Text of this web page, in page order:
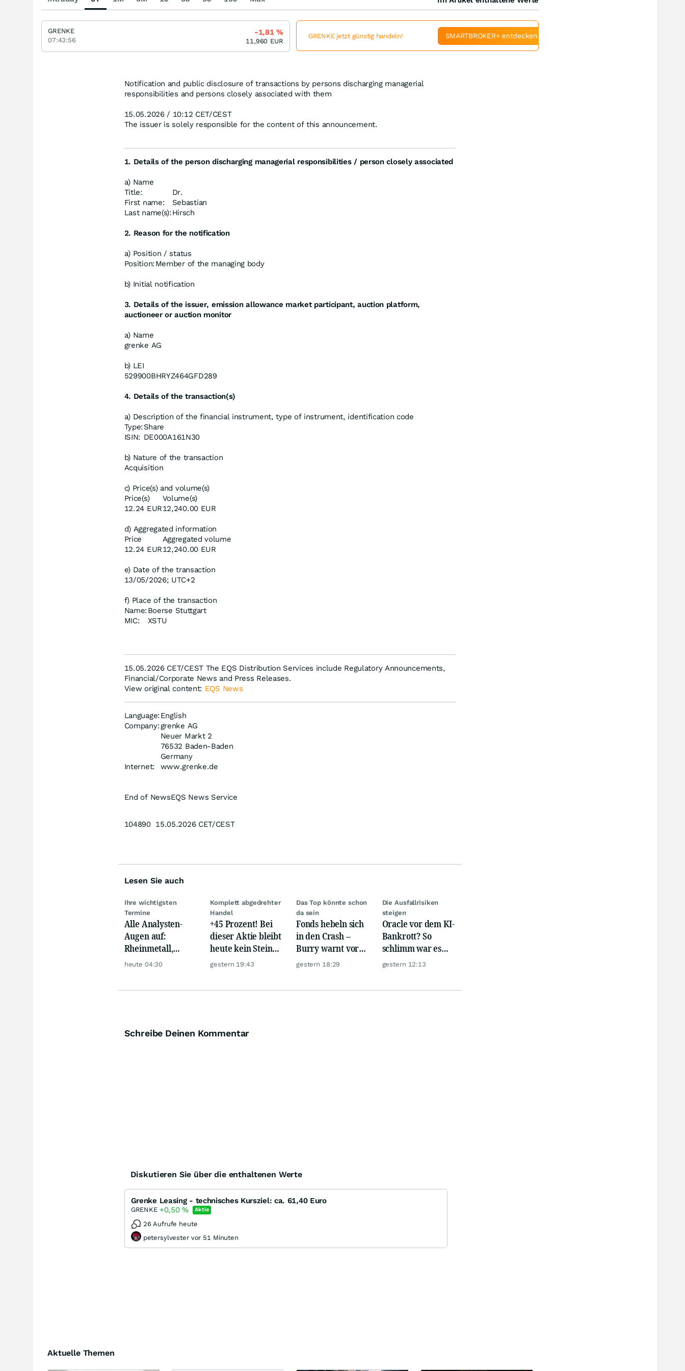
Notification and public disclosure of transactions by persons discharging managerial
responsibilities and persons closely associated with them
15.05.2026 / 10:12 CET/CEST
The issuer is solely responsible for the content of this announcement.
1. Details of the person discharging managerial responsibilities / person closely associated
a) Name
Title:
Dr.
First name:
Sebastian
Last name(s):Hirsch
2. Reason for the notification
a) Position / status
Position:Member of the managing body
b) Initial notification
3. Details of the issuer, emission allowance market participant, auction platform,
auctioneer or auction monitor
a) Name
grenke AG
b) LEI
529900BHRYZ464GFD289
4. Details of the transaction(s)
a) Description of the financial instrument, type of instrument, identification code
Type:Share
ISIN: DE000A161N30
b) Nature of the transaction
Acquisition
c) Price(s) and volume(s)
Price(s)
Volume(s)
12.24 EUR12,240.00 EUR
d) Aggregated information
Price
Aggregated volume
12.24 EUR12,240.00 EUR
e) Date of the transaction
13/05/2026; UTC+2
f) Place of the transaction
Name:Boerse Stuttgart
MIC:
XSTU
15.05.2026 CET/CEST The EQS Distribution Services include Regulatory Announcements,
Financial/Corporate News and Press Releases.
View original content: EQS News
Language:English
Company:grenke AG
Neuer Markt 2
76532 Baden-Baden
Germany
Internet:
www.grenke.de
End of NewsEQS News Service
104890 15.05.2026 CET/CEST
Lesen Sie auch
Ihre wichtigsten
Termine
Alle Analysten-
Augen auf:
Rheinmetall,
Deutsche Telekom,
heute 04:30
Komplett abgedrehter
Handel
+45 Prozent! Bei
dieser Aktie bleibt
heute kein Stein
auf dem anderen!
gestern 19:43
Das Top könnte schon
da sein
Fonds hebeln sich
in den Crash –
Burry warnt vor
einem Absturz wie
gestern 18:29
Die Ausfallrisiken
steigen
Oracle vor dem KI-
Bankrott? So
schlimm war es
noch nie!
gestern 12:13
Schreibe Deinen Kommentar
Diskutieren Sie über die enthaltenen Werte
Grenke Leasing - technisches Kursziel: ca. 61,40 Euro
GRENKE +0,50% Aktie
26 Aufrufe heute
petersylvester vor 51 Minuten
Aktuelle Themen
GRENKE
07:43:56
-1,81%
11,960 EUR
GRENKE jetzt günstig handeln! SMARTBROKER+ entdecken